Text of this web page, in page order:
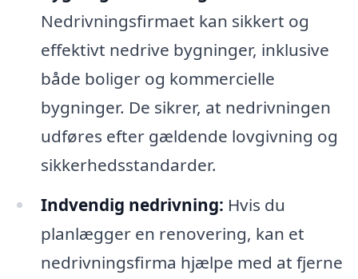
Nedrivningsfirmaet kan sikkert og
effektivt nedrive bygninger, inklusive
både boliger og kommercielle
bygninger. De sikrer, at nedrivningen
udføres efter gældende lovgivning og
sikkerhedsstandarder.
Indvendig nedrivning: Hvis du
planlægger en renovering, kan et
nedrivningsfirma hjælpe med at fjerne